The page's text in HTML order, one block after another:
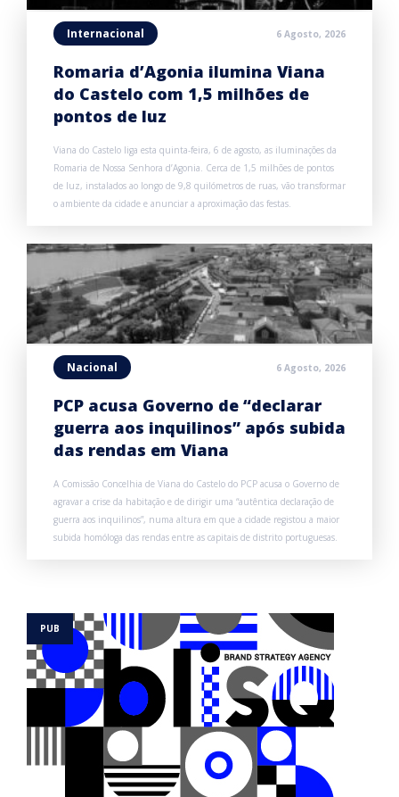
Internacional 6 Agosto, 2026
Romaria d’Agonia ilumina Viana
do Castelo com 1,5 milhões de
pontos de luz
Viana do Castelo liga esta quinta-feira, 6 de agosto, as iluminações da
Romaria de Nossa Senhora d’Agonia. Cerca de 1,5 milhões de pontos
de luz, instalados ao longo de 9,8 quilómetros de ruas, vão transformar
o ambiente da cidade e anunciar a aproximação das festas.
Nacional 6 Agosto, 2026
PCP acusa Governo de “declarar
guerra aos inquilinos” após subida
das rendas em Viana
A Comissão Concelhia de Viana do Castelo do PCP acusa o Governo de
agravar a crise da habitação e de dirigir uma “autêntica declaração de
guerra aos inquilinos”, numa altura em que a cidade registou a maior
subida homóloga das rendas entre as capitais de distrito portuguesas.